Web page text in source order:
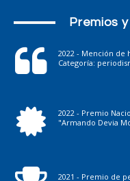
Premios
2022 - Mención
Categoría:
2022 - Premio
"Armando Devia
2021 - Premio de